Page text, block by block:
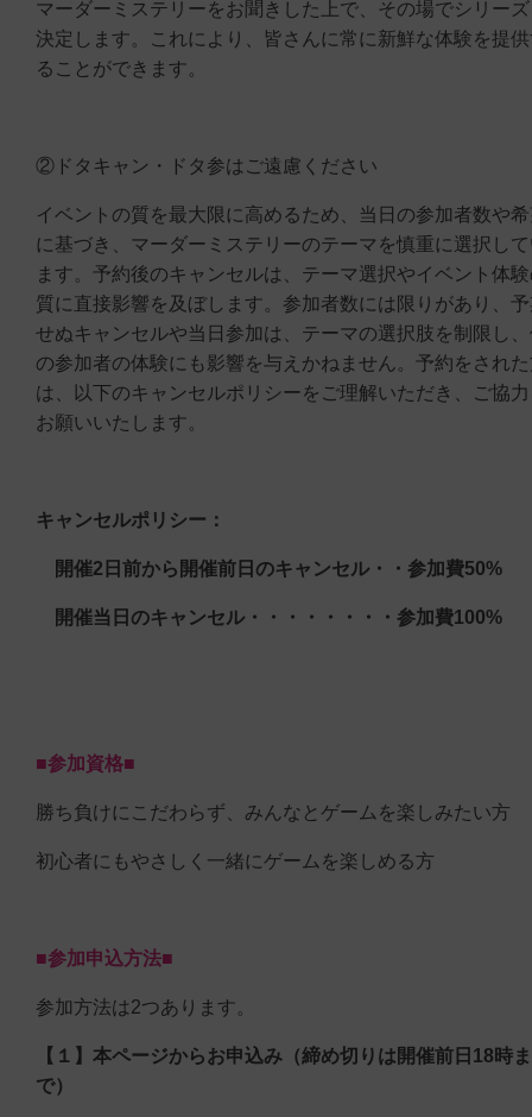
マーダーミステリーをお聞きした上で、その場でシリー
決定します。これにより、皆さんに常に新鮮な体験を提
ることができます。
②ドタキャン・ドタ参はご遠慮ください
イベントの質を最大限に高めるため、当日の参加者数や
に基づき、マーダーミステリーのテーマを慎重に選択し
ます。予約後のキャンセルは、テーマ選択やイベント体
質に直接影響を及ぼします。参加者数には限りがあり、
せぬキャンセルや当日参加は、テーマの選択肢を制限し
の参加者の体験にも影響を与えかねません。予約をされ
は、以下のキャンセルポリシーをご理解いただき、ご協
お願いいたします。
キャンセルポリシー：
開催2日前から開催前日のキャンセル・・参加費50%
開催当日のキャンセル・・・・・・・・参加費100%
■参加資格■
勝ち負けにこだわらず、みんなとゲームを楽しみたい方
初心者にもやさしく一緒にゲームを楽しめる方
■参加申込方法■
参加方法は2つあります。
【１】本ページからお申込み（締め切りは開催前日18時ま
で）